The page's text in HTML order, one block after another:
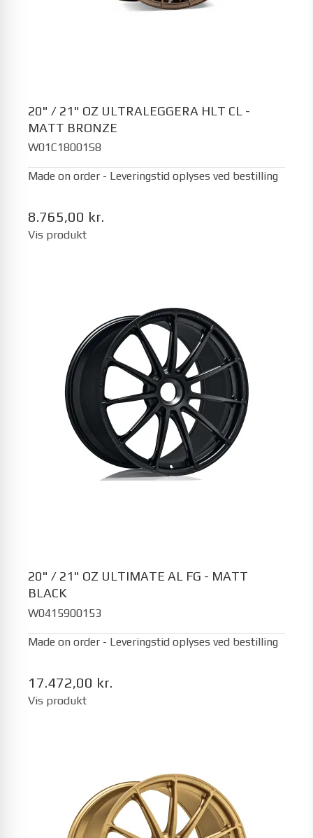
20" / 21" OZ ULTRALEGGERA HLT CL -
MATT BRONZE
W01C18001S8
Made on order - Leveringstid oplyses ved bestilling
8.765,00 kr.
Vis produkt
20" / 21" OZ ULTIMATE AL FG - MATT
BLACK
W0415900153
Made on order - Leveringstid oplyses ved bestilling
17.472,00 kr.
Vis produkt